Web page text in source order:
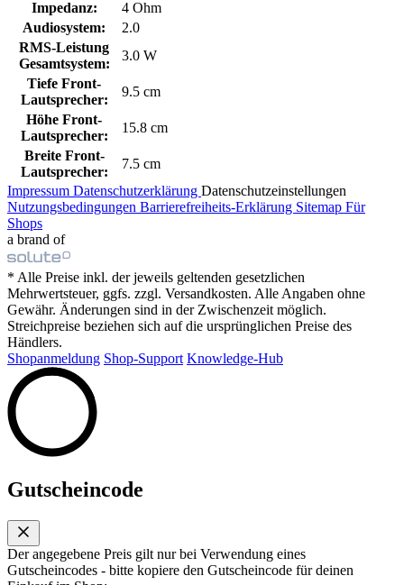
Impedanz:
4 Ohm
Audiosystem:
2.0
RMS-Leistung
Gesamtsystem:
3.0 W
Tiefe Front-
Lautsprecher:
9.5 cm
Höhe Front-
Lautsprecher:
15.8 cm
Breite Front-
Lautsprecher:
7.5 cm
Impressum Datenschutzerklärung Datenschutzeinstellungen
Nutzungsbedingungen Barrierefreiheits-Erklärung Sitemap Für
Shops
a brand of
* Alle Preise inkl. der jeweils geltenden gesetzlichen
Mehrwertsteuer, ggfs. zzgl. Versandkosten. Alle Angaben ohne
Gewähr. Änderungen sind in der Zwischenzeit möglich.
Streichpreise beziehen sich auf die ursprünglichen Preise des
Händlers.
Shopanmeldung Shop-Support Knowledge-Hub
Gutscheincode
Der angegebene Preis gilt nur bei Verwendung eines
Gutscheincodes - bitte kopiere den Gutscheincode für deinen